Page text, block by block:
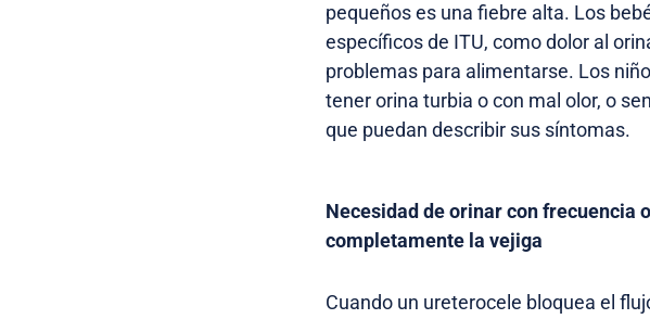
pequeños es una fiebre alta. Los
específicos de ITU, como dolor al
problemas para alimentarse. Los
tener orina turbia o con mal olor, o
que puedan describir sus síntomas.
Necesidad de orinar con frecuencia
completamente la vejiga
Cuando un ureterocele bloquea el